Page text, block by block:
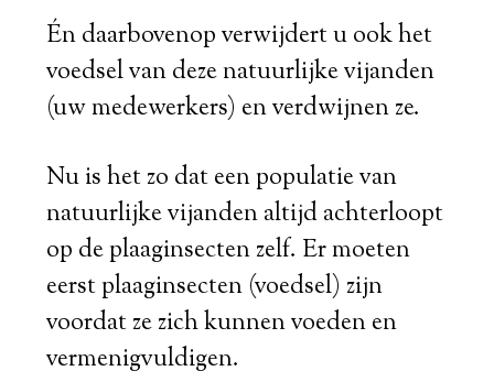
Én daarbovenop verwijdert u ook het
voedsel van deze natuurlijke vijanden
(uw medewerkers) en verdwijnen ze.
Nu is het zo dat een populatie van
natuurlijke vijanden altijd achterloopt
op de plaaginsecten zelf. Er moeten
eerst plaaginsecten (voedsel) zijn
voordat ze zich kunnen voeden en
vermenigvuldigen.